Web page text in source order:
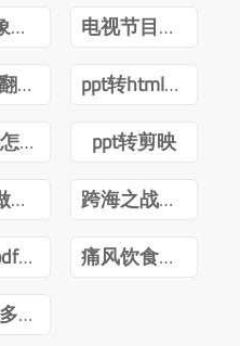
发展对象转预备党员答辩ppt
电视节目导播郑月pdf
ppt图形翻转内容不转
ppt转html前端
eps文件怎么转ppt
ppt转剪映
看盘口做短线曹明成Pdf
跨海之战金门海南一江山PDF下载
小舍得pdf百度网盘
痛风饮食调养一本就够pdf下载
pdf拆分多个pdf免费